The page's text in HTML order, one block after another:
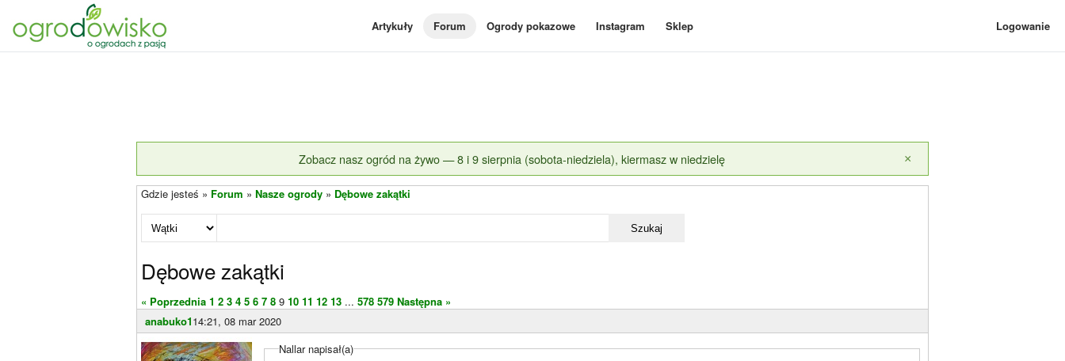
Artykuły Forum Ogrody pokazowe Instagram Sklep Logowanie
Zobacz nasz ogród na żywo — 8 i 9 sierpnia (sobota-niedziela), kiermasz w niedzielę ×
Gdzie jesteś » Forum » Nasze ogrody » Dębowe zakątki
Szukaj
Dębowe zakątki
« Poprzednia 1 2 3 4 5 6 7 8 9 10 11 12 13 ... 578 579 Następna »
anabuko114:21, 08 mar 2020
Nallar napisał(a)